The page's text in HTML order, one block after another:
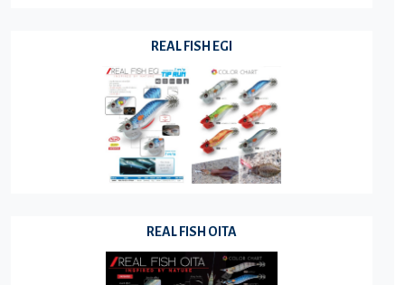
REAL FISH EGI
REAL FISH OITA